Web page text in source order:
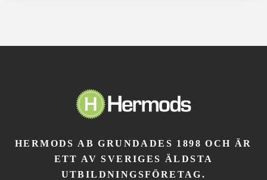
HERMODS AB GRUNDADES 1898 OCH ÄR
ETT AV SVERIGES ÄLDSTA
UTBILDNINGSFÖRETAG.